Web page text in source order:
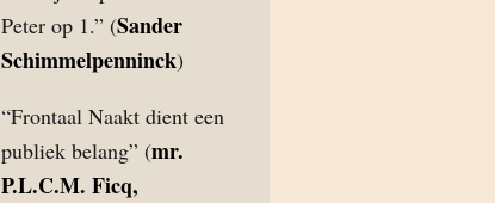
Peter op 1.” (Sander
Schimmelpenninck)
“Frontaal Naakt dient een
publiek belang” (mr.
P.L.C.M. Ficq,